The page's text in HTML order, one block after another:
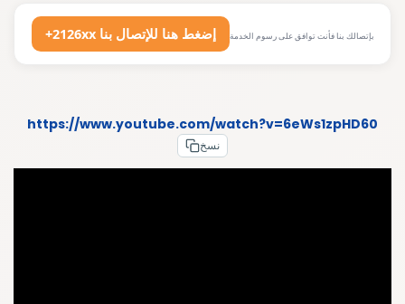
+2126xx إضغط هنا للإتصال بنا بإتصالك بنا فأنت توافق على رسوم الخدمة
https://www.youtube.com/watch?v=6eWs1zpHD60
نسخ